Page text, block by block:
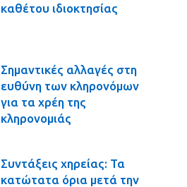
καθέτου ιδιοκτησίας
Σημαντικές αλλαγές στη
ευθύνη των κληρονόμων
για τα χρέη της
κληρονομιάς
Συντάξεις χηρείας: Τα
κατώτατα όρια μετά την